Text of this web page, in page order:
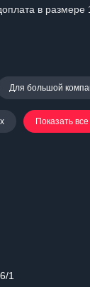
в
Для большой
Показать все
1